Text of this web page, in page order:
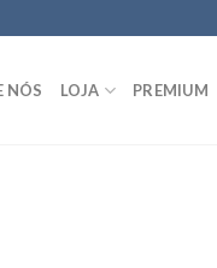
NÓS LOJA PREMIUM